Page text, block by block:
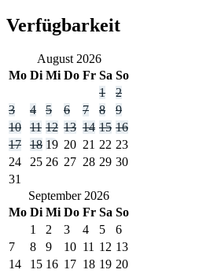
Verfügbarkeit
August 2026
Mo Di Mi Do Fr Sa So
1
2
3
4 5 6 7 8
9
10
11 12 13 14 15 16
17
18 19 20 21 22 23
24
25 26 27 28 29 30
31
September 2026
Mo Di Mi Do Fr Sa So
1
2 3 4 5
6
7
8 9 10 11 12 13
14
15 16 17 18 19 20